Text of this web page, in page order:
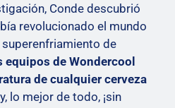
Conde descubrió
revolucionado el mundo
de
equipos de Wondercool
de cualquier cerveza
y, lo mejor de todo, ¡sin